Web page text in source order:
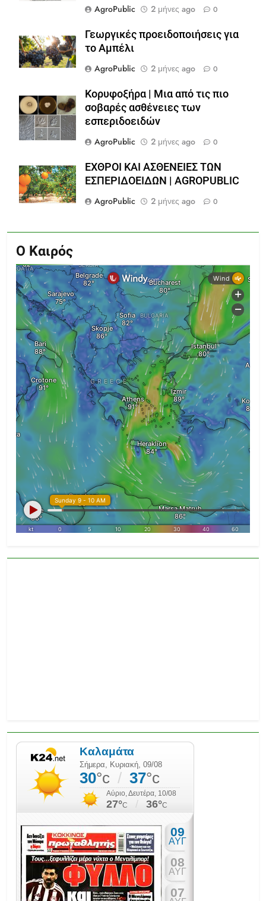
AgroPublic
2 μήνες ago 0
Γεωργικές προειδοποιήσεις για
το Αμπέλι
AgroPublic
2 μήνες ago 0
Κορυφοξήρα | Μια από τις πιο
σοβαρές ασθένειες των
εσπεριδοειδών
AgroPublic
2 μήνες ago 0
ΕΧΘΡΟΙ ΚΑΙ ΑΣΘΕΝΕΙΕΣ ΤΩΝ
ΕΣΠΕΡΙΔΟΕΙΔΩΝ | AGROPUBLIC
AgroPublic
2 μήνες ago 0
Ο Καιρός